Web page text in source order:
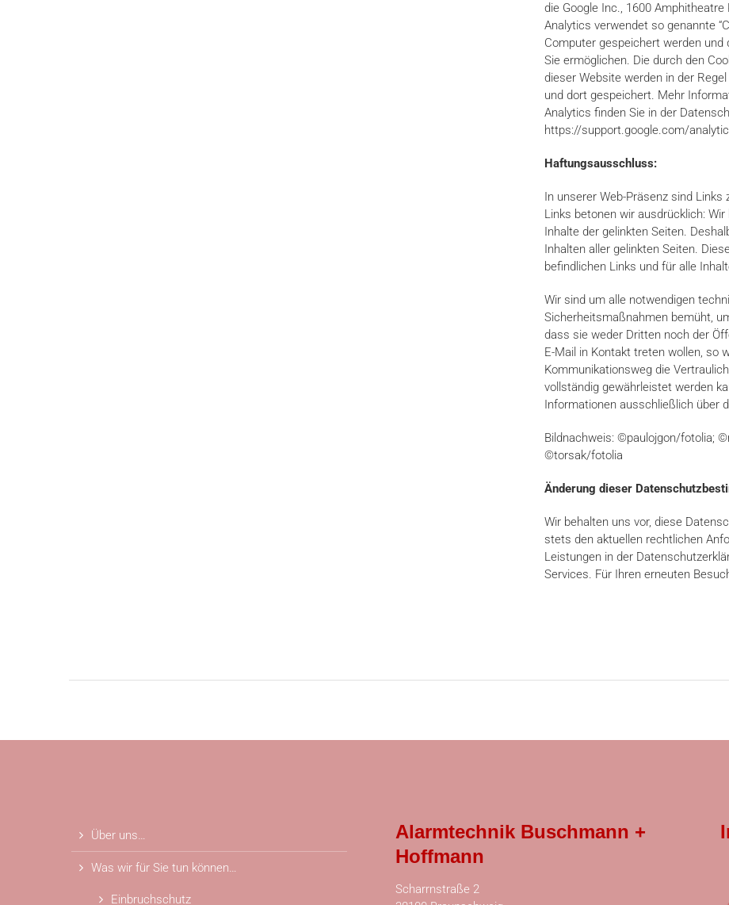
die Google Inc., 1600 Amphitheatre
Analytics verwendet so genannte
Computer gespeichert werden und
Sie ermöglichen. Die durch den
dieser Website werden in der
und dort gespeichert. Mehr
Analytics finden Sie in der
https://support.google.com/
Haftungsausschluss:
In unserer Web-Präsenz sind
Links betonen wir ausdrücklich:
Inhalte der gelinkten Seiten.
Inhalten aller gelinkten Seiten.
befindlichen Links und für alle
Wir sind um alle notwendigen
Sicherheitsmaßnahmen bemüht,
dass sie weder Dritten noch der
E-Mail in Kontakt treten wollen, so
Kommunikationsweg die
vollständig gewährleistet werden
Informationen ausschließlich über
Bildnachweis: ©paulojgon/fotolia;
©torsak/fotolia
Änderung dieser
Wir behalten uns vor, diese
stets den aktuellen rechtlichen
Leistungen in der
Services. Für Ihren erneuten
Über uns…
Was wir für Sie tun können…
Einbruchschutz
Alarmtechnik Buschmann +
Hoffmann
Scharrnstraße 2